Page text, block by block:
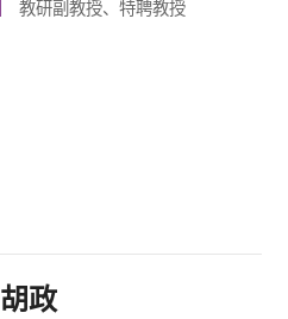
教研副教授、特聘教授
胡政